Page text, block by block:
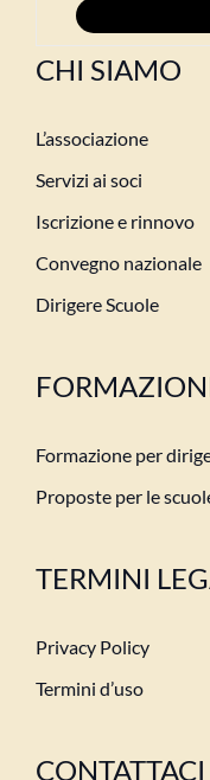
CHI SIAMO
L’associazione
Servizi ai soci
Iscrizione e rinnovo
Convegno nazionale
Dirigere Scuole
Formazione per
Proposte per le
TERMINI
Privacy Policy
Termini d’uso
CONTATTACI